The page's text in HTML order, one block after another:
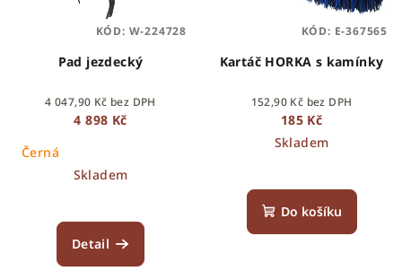
Pad jezdecký
4 047,90 Kč bez DPH
4 898 Kč
Černá
Skladem
Detail
KÓD: W-224728
Kartáč HORKA s kamínky
152,90 Kč bez DPH
185 Kč
Skladem
Do košíku
KÓD: E-367565